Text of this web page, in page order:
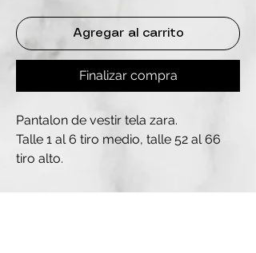
Agregar al carrito
Finalizar compra
Pantalon de vestir tela zara.
Talle 1 al 6 tiro medio, talle 52 al 66
tiro alto.